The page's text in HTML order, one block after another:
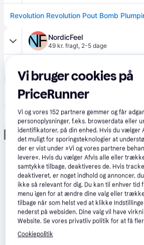
NordicFeel
49 kr. fragt, 2-5 dage
Boozt
59 kr. fragt,1-2 dage
Annonce
Vi bruger cookies på
PriceRunner
Vi og vores152 partnere gemmer og får
personoplysninger, f.eks. browserdata eller
identifikatorer, på din enhed. Hvis du vælger
det muligt for sporingsteknologier at
der er vist under »Vi og vores partnere
levere«. Hvis du vælger Afvis alle eller
samtykke tilbage, deaktiveres de. Hvis
deaktiveret, er noget indhold og annoncer,
ikke så relevant for dig. Du kan til enhver tid
menu igen for at ændre dine valg eller
tilbage når som helst ved at klikke
nederst på websiden. Dine valg vil have
Website. Se vores privatliv politik for at få
Cookiepolitik